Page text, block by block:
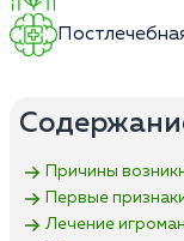
Причины
Первые
Лечение